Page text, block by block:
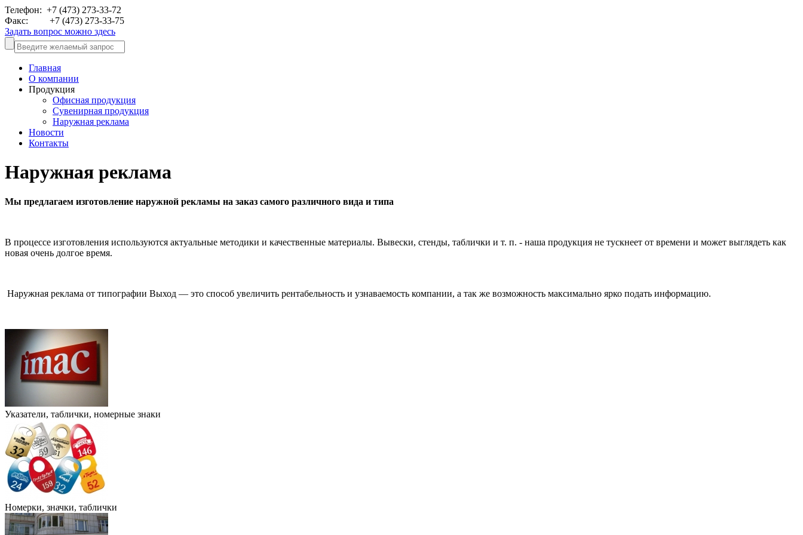
Телефон: +7 (473) 273-33-72
Факс: +7 (473) 273-33-75
Задать вопрос можно здесь
Главная
О компании
Продукция
Офисная продукция
Сувенирная продукция
Наружная реклама
Новости
Контакты
Наружная реклама
Мы предлагаем изготовление наружной рекламы на заказ самого различного вида и типа
В процессе изготовления используются актуальные методики и качественные материалы. Вывески, стенды, таблички и т. п. - наша продукция не тускнеет от времени и может выглядеть как
новая очень долгое время.
Наружная реклама от типографии Выход — это способ увеличить рентабельность и узнаваемость компании, а так же возможность максимально ярко подать информацию.
Указатели, таблички, номерные знаки
Номерки, значки, таблички